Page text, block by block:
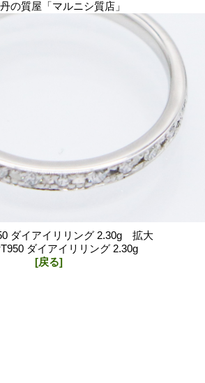
の質屋「マルニシ質店」
ダイアイリリング 2.30g 拡大
ダイアイリリング 2.30g
[戻る]